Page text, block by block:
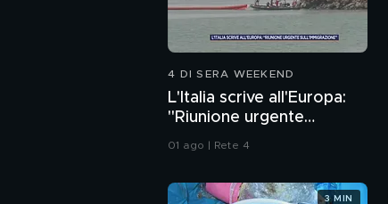
4 DI SERA WEEKEND
L'Italia scrive all'Europa:
"Riunione urgente
sull'immigrazione"
01 ago | Rete 4
3 MIN